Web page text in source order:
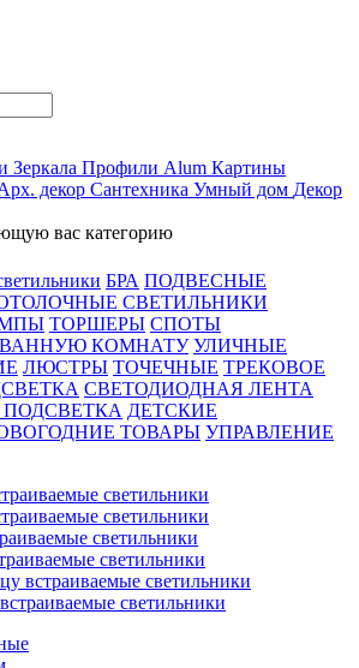
Зеркала Профили Alum Картины
декор Сантехника Умный дом Декор
вас категорию
БРА ПОДВЕСНЫЕ
СВЕТИЛЬНИКИ
ТОРШЕРЫ СПОТЫ
КОМНАТУ УЛИЧНЫЕ
ЛЮСТРЫ ТОЧЕЧНЫЕ ТРЕКОВОЕ
СВЕТОДИОДНАЯ ЛЕНТА
ДЕТСКИЕ
ТОВАРЫ УПРАВЛЕНИЕ
светильники
светильники
светильники
светильники
встраиваемые светильники
светильники